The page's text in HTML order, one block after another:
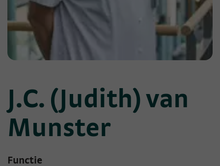
J.C. (Judith) van
Munster
Functie